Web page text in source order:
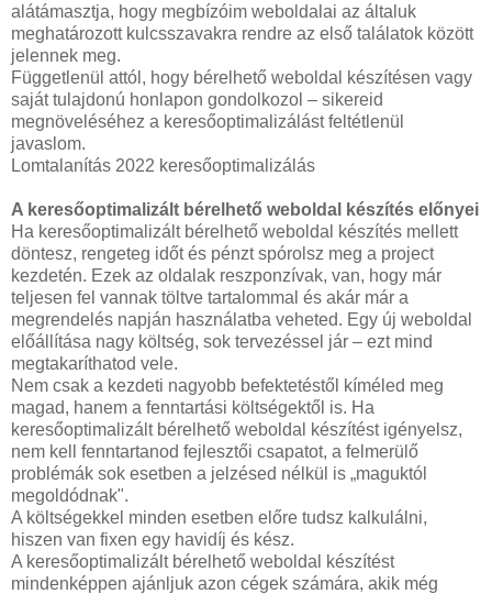
alátámasztja, hogy megbízóim weboldalai az általuk
meghatározott kulcsszavakra rendre az első találatok között
jelennek meg.
Függetlenül attól, hogy bérelhető weboldal készítésen vagy
saját tulajdonú honlapon gondolkozol – sikereid
megnöveléséhez a keresőoptimalizálást feltétlenül
javaslom.
Lomtalanítás 2022 keresőoptimalizálás
A keresőoptimalizált bérelhető weboldal készítés előnyei
Ha keresőoptimalizált bérelhető weboldal készítés mellett
döntesz, rengeteg időt és pénzt spórolsz meg a project
kezdetén. Ezek az oldalak reszponzívak, van, hogy már
teljesen fel vannak töltve tartalommal és akár már a
megrendelés napján használatba veheted. Egy új weboldal
előállítása nagy költség, sok tervezéssel jár – ezt mind
megtakaríthatod vele.
Nem csak a kezdeti nagyobb befektetéstől kíméled meg
magad, hanem a fenntartási költségektől is. Ha
keresőoptimalizált bérelhető weboldal készítést igényelsz,
nem kell fenntartanod fejlesztői csapatot, a felmerülő
problémák sok esetben a jelzésed nélkül is „maguktól
megoldódnak".
A költségekkel minden esetben előre tudsz kalkulálni,
hiszen van fixen egy havidíj és kész.
A keresőoptimalizált bérelhető weboldal készítést
mindenképpen ajánljuk azon cégek számára, akik még